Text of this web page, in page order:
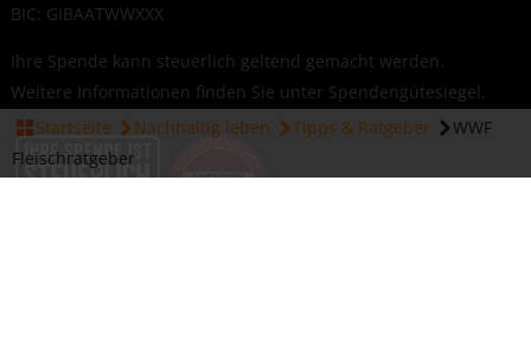
BIC: GIBAATWWXXX
Ihre Spende kann steuerlich geltend gemacht werden.
Weitere Informationen finden Sie unter Spendengütesiegel
Startseite
Nachhaltig leben Tipps & Ratgeber
WWF
Fleischratgeber